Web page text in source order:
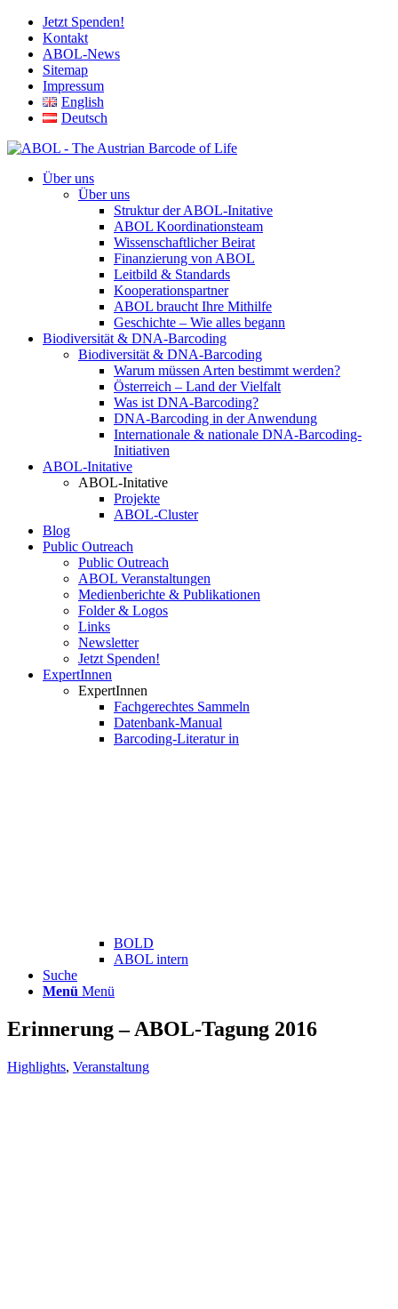
Jetzt Spenden!
Kontakt
ABOL-News
Sitemap
Impressum
English
Deutsch
Über uns
Über uns
Struktur der ABOL-Initative
ABOL Koordinationsteam
Wissenschaftlicher Beirat
Finanzierung von ABOL
Leitbild & Standards
Kooperationspartner
ABOL braucht Ihre Mithilfe
Geschichte – Wie alles begann
Biodiversität & DNA-Barcoding
Biodiversität & DNA-Barcoding
Warum müssen Arten bestimmt werden?
Österreich – Land der Vielfalt
Was ist DNA-Barcoding?
DNA-Barcoding in der Anwendung
Internationale & nationale DNA-Barcoding-
Initiativen
ABOL-Initative
ABOL-Initative
Projekte
ABOL-Cluster
Blog
Public Outreach
Public Outreach
ABOL Veranstaltungen
Medienberichte & Publikationen
Folder & Logos
Links
Newsletter
Jetzt Spenden!
ExpertInnen
ExpertInnen
Fachgerechtes Sammeln
Datenbank-Manual
Barcoding-Literatur in
BOLD
ABOL intern
Suche
Menü Menü
Erinnerung – ABOL-Tagung 2016
Highlights, Veranstaltung